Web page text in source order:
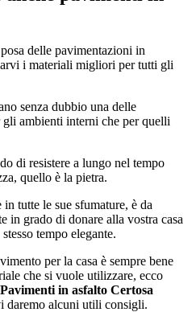
delle pavimentazioni in
i materiali migliori per tutti gli
senza dubbio una delle
ambienti interni che per quelli
di resistere a lungo nel tempo
quello è la pietra.
tutte le sue sfumature, è da
in grado di donare alla vostra casa
tempo elegante.
per la casa è sempre bene
che si vuole utilizzare, ecco
Pavimenti in asfalto Certosa
daremo alcuni utili consigli.